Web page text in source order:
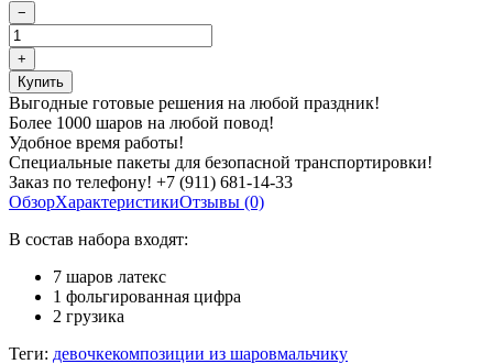
Выгодные готовые решения на любой праздник!
Более 1000 шаров на любой повод!
Удобное время работы!
Специальные пакеты для безопасной транспортировки!
Заказ по телефону! +7 (911) 681-14-33
ОбзорХарактеристикиОтзывы (0)
В состав набора входят:
7 шаров латекс
1 фольгированная цифра
2 грузика
Теги: девочкекомпозиции из шаровмальчику